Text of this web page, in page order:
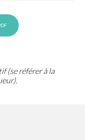
(se référer à la